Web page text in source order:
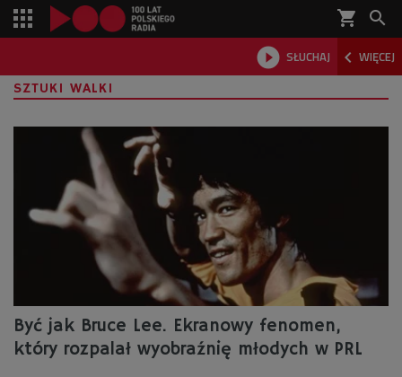
shopping_cart 
 SŁUCHAJ  WIĘCEJ

SZTUKI WALKI
Być jak Bruce Lee. Ekranowy fenomen,
który rozpalał wyobraźnię młodych w PRL